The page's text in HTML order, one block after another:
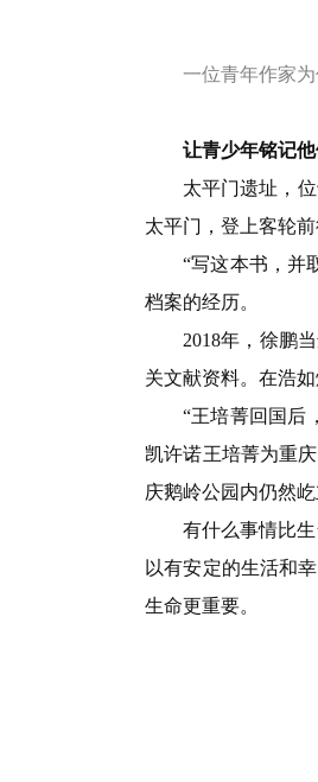
一位青年作家
让青少年铭记
太平门遗址，
太平门，登上客轮
“写这本书，并
档案的经历。
2018年，徐鹏
关文献资料。在浩
“王培菁回国后
凯许诺王培菁为重
庆鹅岭公园内仍然屹
有什么事情比
以有安定的生活和
生命更重要。